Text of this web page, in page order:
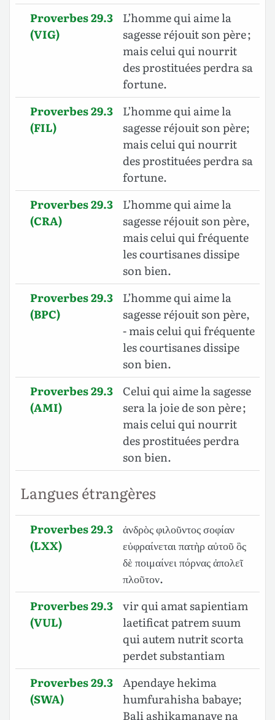
Proverbes 29.3
(VIG)
L’homme qui aime la
sagesse réjouit son père ;
mais celui qui nourrit
des prostituées perdra sa
fortune.
Proverbes 29.3
(FIL)
L’homme qui aime la
sagesse réjouit son père;
mais celui qui nourrit
des prostituées perdra sa
fortune.
Proverbes 29.3
(CRA)
L’homme qui aime la
sagesse réjouit son père,
mais celui qui fréquente
les courtisanes dissipe
son bien.
Proverbes 29.3
(BPC)
L’homme qui aime la
sagesse réjouit son père,
- mais celui qui fréquente
les courtisanes dissipe
son bien.
Proverbes 29.3
(AMI)
Celui qui aime la sagesse
sera la joie de son père ;
mais celui qui nourrit
des prostituées perdra
son bien.
Langues étrangères
Proverbes 29.3
(LXX)
ἀνδρὸς φιλοῦντος σοφίαν
εὐφραίνεται πατὴρ αὐτοῦ ὃς
δὲ ποιμαίνει πόρνας ἀπολεῖ
πλοῦτον.
Proverbes 29.3
(VUL)
vir qui amat sapientiam
laetificat patrem suum
qui autem nutrit scorta
perdet substantiam
Proverbes 29.3
(SWA)
Apendaye hekima
humfurahisha babaye;
Bali ashikamanaye na